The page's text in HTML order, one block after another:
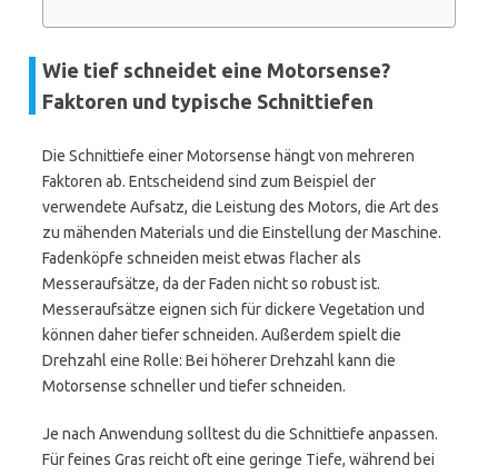
Wie tief schneidet eine Motorsense?
Faktoren und typische Schnittiefen
Die Schnittiefe einer Motorsense hängt von mehreren
Faktoren ab. Entscheidend sind zum Beispiel der
verwendete Aufsatz, die Leistung des Motors, die Art des
zu mähenden Materials und die Einstellung der Maschine.
Fadenköpfe schneiden meist etwas flacher als
Messeraufsätze, da der Faden nicht so robust ist.
Messeraufsätze eignen sich für dickere Vegetation und
können daher tiefer schneiden. Außerdem spielt die
Drehzahl eine Rolle: Bei höherer Drehzahl kann die
Motorsense schneller und tiefer schneiden.
Je nach Anwendung solltest du die Schnittiefe anpassen.
Für feines Gras reicht oft eine geringe Tiefe, während bei